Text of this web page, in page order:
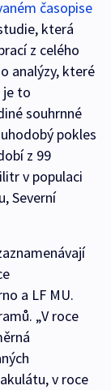
časopise
která
z celého
analýzy, které
je to
souhrnné
pokles
z 99
v populaci
Severní
a LF MU.
„V roce
v roce